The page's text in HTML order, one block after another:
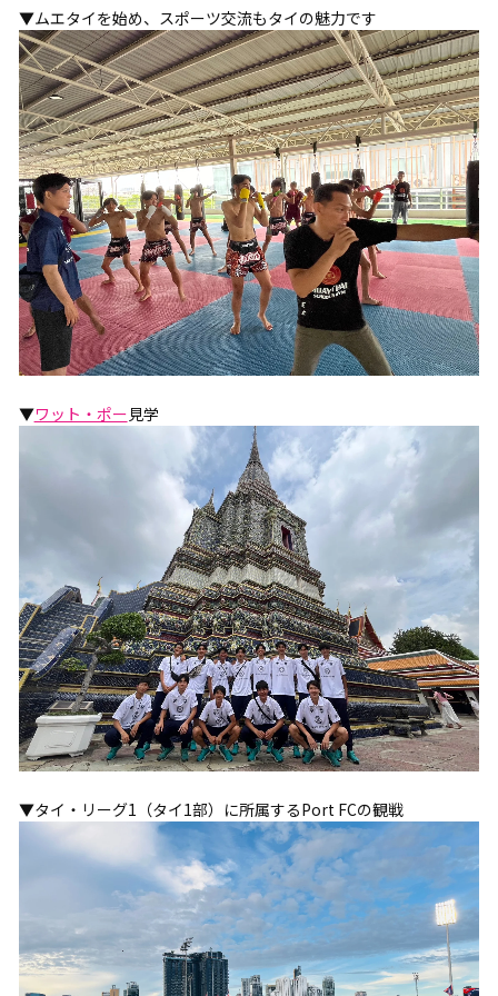
▼ムエタイを始め、スポーツ交流もタイの魅力です
▼ワット・ポー 見学
▼タイ・リーグ1（タイ1部）に所属するPort FCの観戦